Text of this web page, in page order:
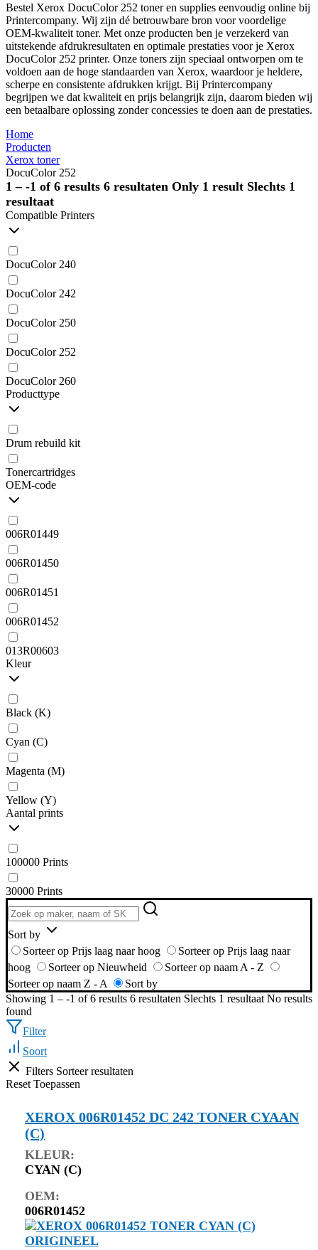
Bestel Xerox DocuColor 252 toner en supplies eenvoudig online bij
Printercompany. Wij zijn dé betrouwbare bron voor voordelige
OEM-kwaliteit toner. Met onze producten ben je verzekerd van
uitstekende afdrukresultaten en optimale prestaties voor je Xerox
DocuColor 252 printer. Onze toners zijn speciaal ontworpen om te
voldoen aan de hoge standaarden van Xerox, waardoor je heldere,
scherpe en consistente afdrukken krijgt. Bij Printercompany
begrijpen we dat kwaliteit en prijs belangrijk zijn, daarom bieden wij
een betaalbare oplossing zonder concessies te doen aan de prestaties.
Home
Producten
Xerox toner
DocuColor 252
1 – -1 of 6 results 6 resultaten Only 1 result Slechts 1
resultaat
Compatible Printers
DocuColor 240
DocuColor 242
DocuColor 250
DocuColor 252
DocuColor 260
Producttype
Drum rebuild kit
Tonercartridges
OEM-code
006R01449
006R01450
006R01451
006R01452
013R00603
Kleur
Black (K)
Cyan (C)
Magenta (M)
Yellow (Y)
Aantal prints
100000 Prints
30000 Prints
Sort by
Sorteer op Prijs laag naar hoog
Sorteer op Prijs laag naar
hoog
Sorteer op Nieuwheid
Sorteer op naam A - Z
Sorteer op naam Z - A
Sort by
Showing 1 – -1 of 6 results 6 resultaten Slechts 1 resultaat No results
found
Filter
Soort
Filters Sorteer resultaten
Reset Toepassen
XEROX 006R01452 DC 242 TONER CYAAN
(C)
KLEUR:
CYAN (C)
OEM:
006R01452